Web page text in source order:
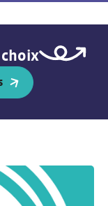
choix